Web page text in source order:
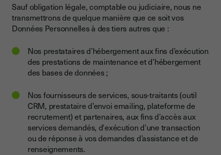
Sauf obligation légale, comptable ou judiciaire, nous ne
transmettrons de quelque manière que ce soit vos
Données Personnelles à des tiers autres que :
Nos prestataires d’hébergement aux fins d’exécution
des prestations de maintenance et d’hébergement
des bases de données ;
Nos fournisseurs de services, sous-traitants (outil
CRM, prestataire d’envoi emailing, plateforme de
recrutement) et partenaires, aux fins d’accès aux
services demandés, d'exécution d’une transaction
ou de réponse à vos demandes d’assistance et de
renseignements.